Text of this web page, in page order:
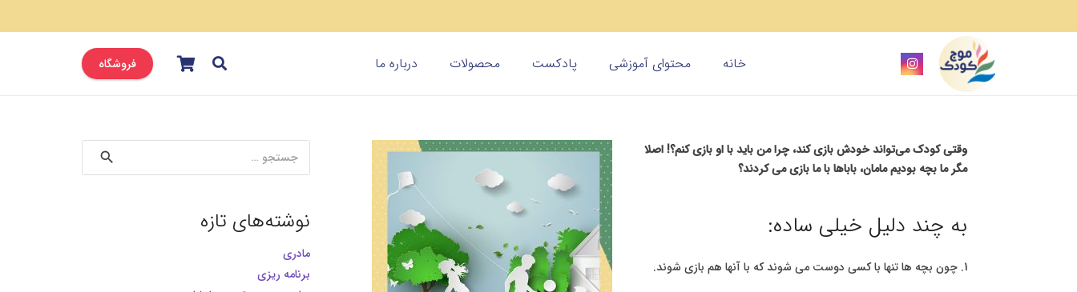
خانه محتوای آموزشی پادکست محصولات درباره ما فروشگاه
وقتی کودک می‌تواند خودش بازی کند، چرا من باید با او بازی کنم؟! اصلا
مگر ما بچه بودیم مامان، باباها با ما بازی می کردند؟
به چند دلیل خیلی ساده:
1. چون بچه ها تنها با کسی دوست می شوند که با آنها هم بازی شوند.
برای:
نوشته‌های تازه
مادری
برنامه ریزی